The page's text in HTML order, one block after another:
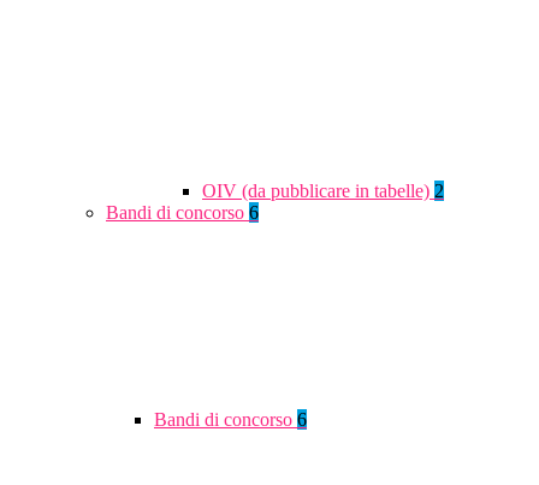
OIV (da pubblicare in tabelle) 2
Bandi di concorso 6
Bandi di concorso 6